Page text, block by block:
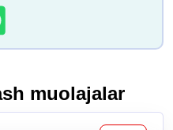
muolajalar